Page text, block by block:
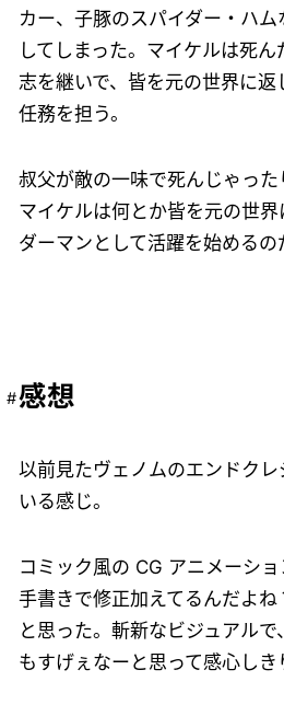
カー、子豚のスパイダー・ハ
してしまった。マイケルは死
志を継いで、皆を元の世界に返
任務を担う。
叔父が敵の一味で死んじゃった
マイケルは何とか皆を元の世
ダーマンとして活躍を始めるの
感想
以前見たヴェノムのエンドク
いる感じ。
コミック風の CG アニメーシ
手書きで修正加えてるんだよ
と思った。斬新なビジュアル
もすげぇなーと思って感心しき